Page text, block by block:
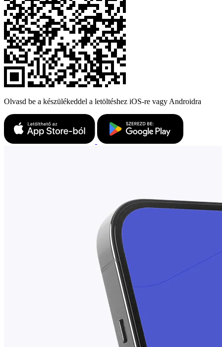
Olvasd be a készülékeddel a letöltéshez iOS-re vagy Androidra